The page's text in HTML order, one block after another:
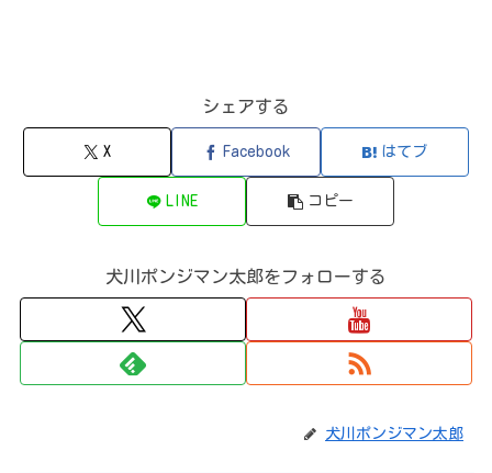
シェアする
X Facebook はてブ
LINE コピー
犬川ポンジマン太郎をフォローする
犬川ポンジマン太郎